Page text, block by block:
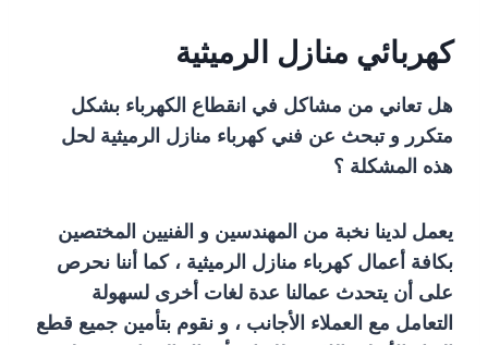
كهربائي منازل الرميثية
هل تعاني من مشاكل في انقطاع الكهرباء بشكل
متكرر و تبحث عن فني كهرباء منازل الرميثية لحل
هذه المشكلة ؟
يعمل لدينا نخبة من المهندسين و الفنيين المختصين
بكافة أعمال كهرباء منازل الرميثية ، كما أننا نحرص
على أن يتحدث عمالنا عدة لغات أخرى لسهولة
التعامل مع العملاء الأجانب ، و نقوم بتأمين جميع قطع